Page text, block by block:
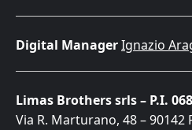
Digital ManagerIgnazio
Limas Brothers srls – P.I.
Via R. Marturano, 48 – 90142